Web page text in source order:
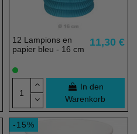
12 Lampions en
papier bleu - 16 cm
11,30 €
In den
Warenkorb
-15%